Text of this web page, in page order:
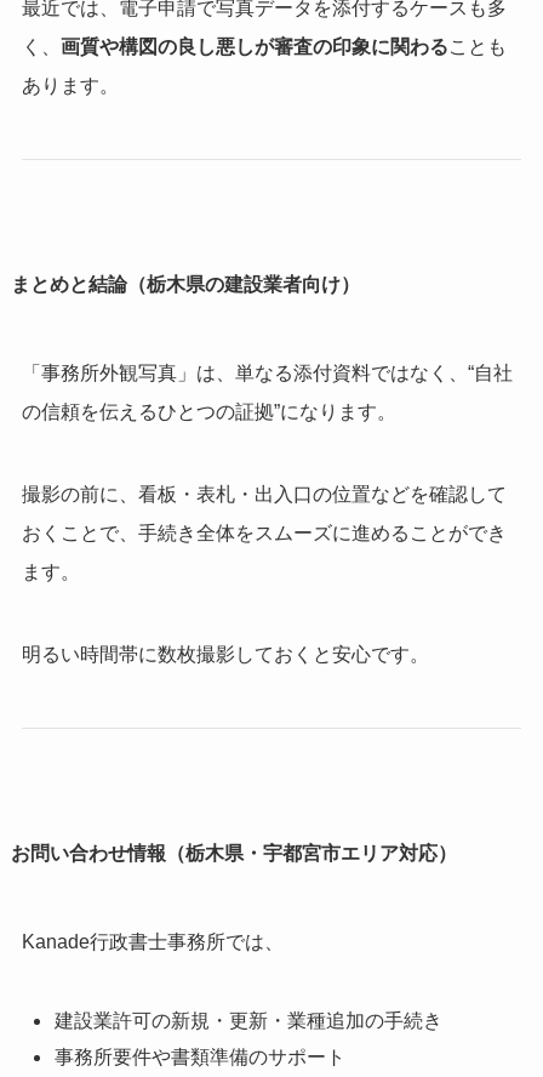
最近では、電子申請で写真データを添付するケースも多
く、 画質や構図の良し悪しが審査の印象に関わることも
あります。
まとめと結論（栃木県の建設業者向け）
「事務所外観写真」は、単なる添付資料ではなく、 “自社
の信頼を伝えるひとつの証拠”になります。
撮影の前に、看板・表札・出入口の位置などを確認して
おくことで、 手続き全体をスムーズに進めることができ
ます。
明るい時間帯に数枚撮影しておくと安心です。
お問い合わせ情報（栃木県・宇都宮市エリア対応）
Kanade行政書士事務所では、
建設業許可の新規・更新・業種追加の手続き
事務所要件や書類準備のサポート